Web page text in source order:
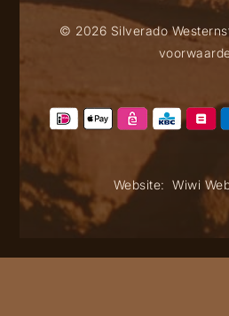
© 2026 Silverado
Website: Wiwi